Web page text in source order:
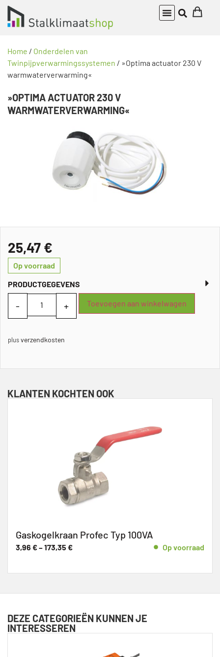
Home / Onderdelen van
Twinpijpverwarmingssystemen / »Optima actuator 230 V
warmwaterverwarming«
»OPTIMA ACTUATOR 230 V
WARMWATERVERWARMING«
25,47 €
Op voorraad
PRODUCTGEGEVENS
Toevoegen aan winkelwagen
plusverzendkosten
KLANTEN KOCHTEN OOK
Gaskogelkraan Profec Typ 100VA
3,96 €–173,35 € Op voorraad
DEZE CATEGORIEËN KUNNEN JE
INTERESSEREN